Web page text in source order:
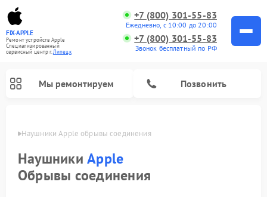
FIX-APPLE
Ремонт устройств Apple
Специализированный
cервисный центр г.Липецк
+7 (800) 301-55-83
Ежедневно, с 10:00 до 20:00
+7 (800) 301-55-83
Звонок бесплатный по РФ
Мы ремонтируем Позвонить
Наушники Apple обрывы соединения
НаушникиApple
Обрывы соединения